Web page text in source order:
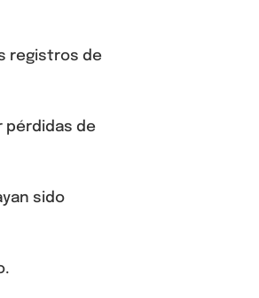
registros de
pérdidas de
sido